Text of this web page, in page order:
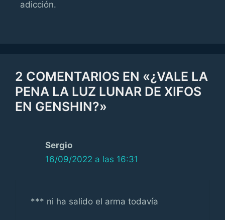
adicción.
2 COMENTARIOS EN «¿VALE LA
PENA LA LUZ LUNAR DE XIFOS
EN GENSHIN?»
Sergio
16/09/2022 a las 16:31
*** ni ha salido el arma todavía